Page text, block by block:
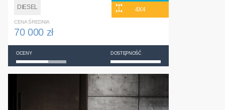
DIESEL
4X4
CENA ŚREDNIA
70 000 zł
OCENY DOSTĘPNOŚĆ